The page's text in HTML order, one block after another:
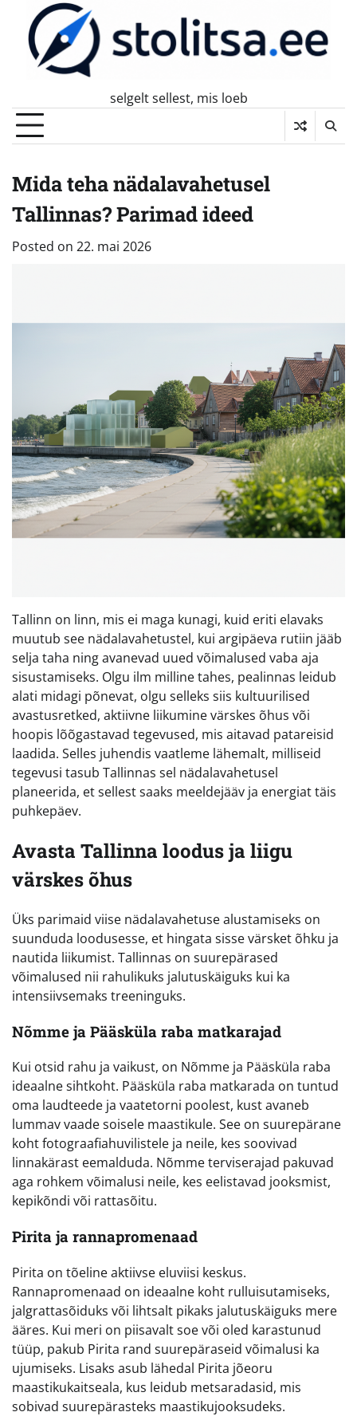
content
selgelt sellest, mis loeb
Mida teha nädalavahetusel
Tallinnas? Parimad ideed
Posted on 22. mai 2026
Tallinn on linn, mis ei maga kunagi, kuid eriti elavaks
muutub see nädalavahetustel, kui argipäeva rutiin jääb
selja taha ning avanevad uued võimalused vaba aja
sisustamiseks. Olgu ilm milline tahes, pealinnas leidub
alati midagi põnevat, olgu selleks siis kultuurilised
avastusretked, aktiivne liikumine värskes õhus või
hoopis lõõgastavad tegevused, mis aitavad patareisid
laadida. Selles juhendis vaatleme lähemalt, milliseid
tegevusi tasub Tallinnas sel nädalavahetusel
planeerida, et sellest saaks meeldejääv ja energiat täis
puhkepäev.
Avasta Tallinna loodus ja liigu
värskes õhus
Üks parimaid viise nädalavahetuse alustamiseks on
suunduda loodusesse, et hingata sisse värsket õhku ja
nautida liikumist. Tallinnas on suurepärased
võimalused nii rahulikuks jalutuskäiguks kui ka
intensiivsemaks treeninguks.
Nõmme ja Pääsküla raba matkarajad
Kui otsid rahu ja vaikust, on Nõmme ja Pääsküla raba
ideaalne sihtkoht. Pääsküla raba matkarada on tuntud
oma laudteede ja vaatetorni poolest, kust avaneb
lummav vaade soisele maastikule. See on suurepärane
koht fotograafiahuvilistele ja neile, kes soovivad
linnakärast eemalduda. Nõmme terviserajad pakuvad
aga rohkem võimalusi neile, kes eelistavad jooksmist,
kepikõndi või rattasõitu.
Pirita ja rannapromenaad
Pirita on tõeline aktiivse eluviisi keskus.
Rannapromenaad on ideaalne koht rulluisutamiseks,
jalgrattasõiduks või lihtsalt pikaks jalutuskäiguks mere
ääres. Kui meri on piisavalt soe või oled karastunud
tüüp, pakub Pirita rand suurepäraseid võimalusi ka
ujumiseks. Lisaks asub lähedal Pirita jõeoru
maastikukaitseala, kus leidub metsaradasid, mis
sobivad suurepärasteks maastikujooksudeks.